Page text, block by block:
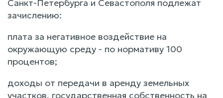
Санкт-Петербурга и Севастополя подлежат
зачислению:
плата за негативное воздействие на
окружающую среду - по нормативу 100
процентов;
доходы от передачи в аренду земельных
участков, государственная собственность на